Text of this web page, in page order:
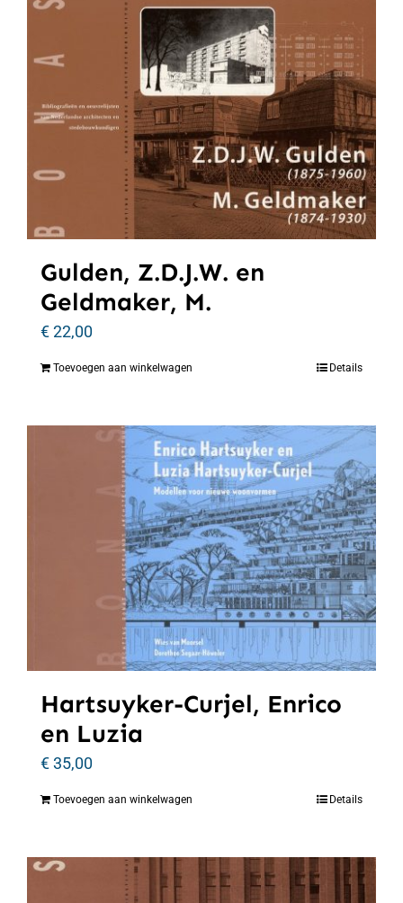
Gulden, Z.D.J.W. en
Geldmaker, M.
€22,00
Toevoegen aan winkelwagen Details
Hartsuyker-Curjel, Enrico
en Luzia
€35,00
Toevoegen aan winkelwagen Details